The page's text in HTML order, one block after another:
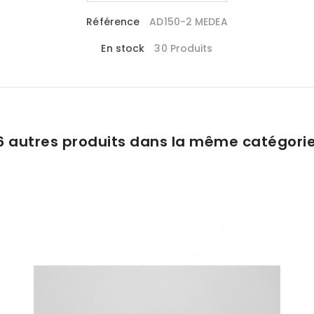
Référence
AD150-2 MEDEA
En stock
30 Produits
autres produits dans la même